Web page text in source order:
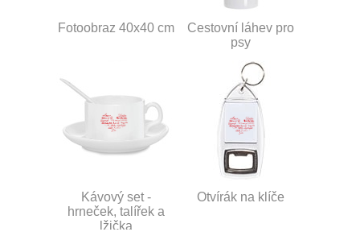
Fotoobraz 40x40 cm
Cestovní láhev pro
psy
Kávový set -
hrneček, talířek a
lžička
Otvírák na klíče